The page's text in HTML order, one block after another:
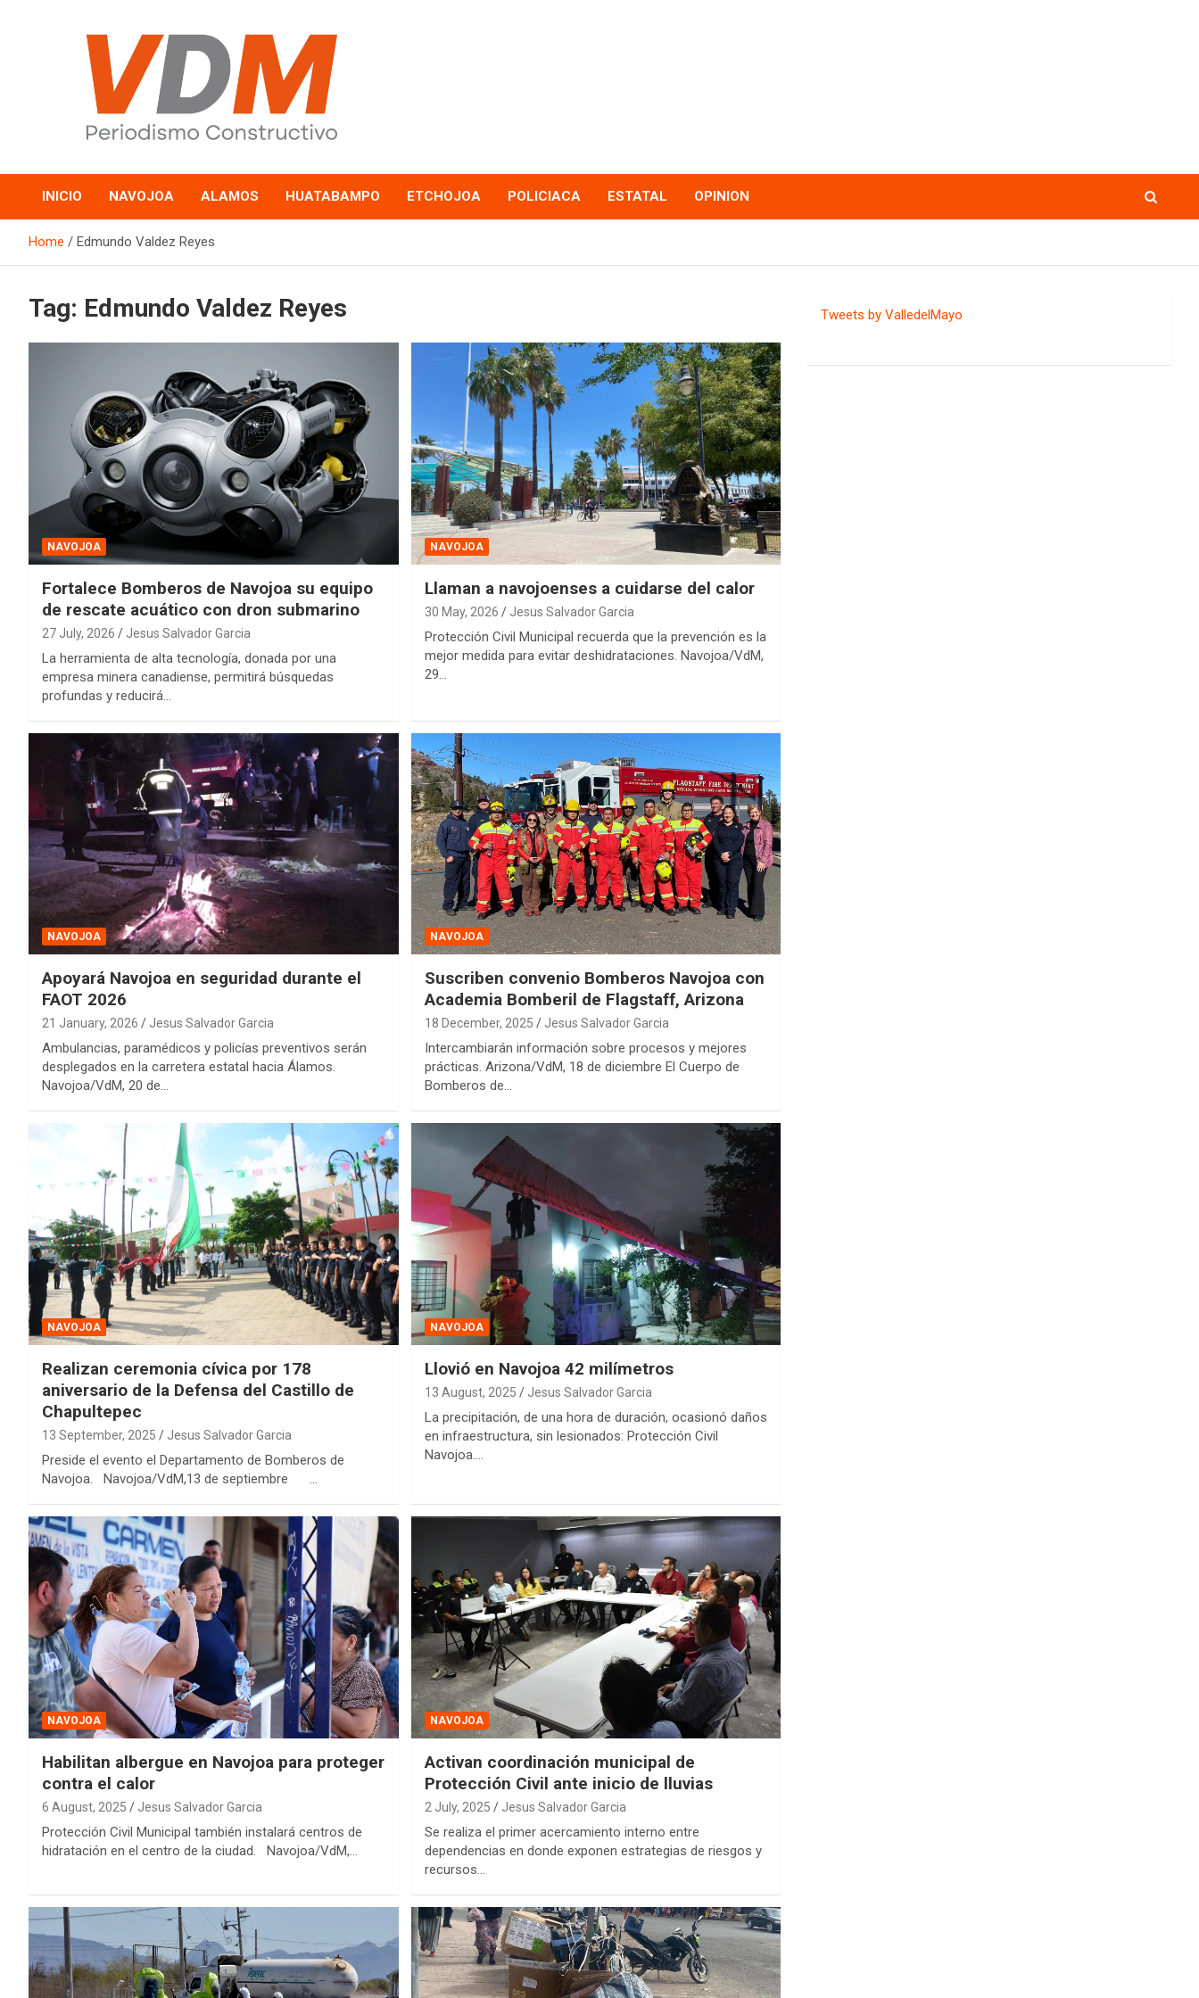
valledelmayo.com
INICIO NAVOJOA ALAMOS HUATABAMPO ETCHOJOA POLICIACA ESTATAL OPINION
Home Edmundo Valdez Reyes
Tag: Edmundo Valdez Reyes
NAVOJOA
Fortalece Bomberos de Navojoa su equipo
de rescate acuático con dron submarino
27 July, 2026 Jesus Salvador Garcia
La herramienta de alta tecnología, donada por una
empresa minera canadiense, permitirá búsquedas
profundas y reducirá…
NAVOJOA
Llaman a navojoenses a cuidarse del calor
30 May, 2026 Jesus Salvador Garcia
Protección Civil Municipal recuerda que la prevención es la
mejor medida para evitar deshidrataciones. Navojoa/VdM,
29…
NAVOJOA
Apoyará Navojoa en seguridad durante el
FAOT 2026
21 January, 2026 Jesus Salvador Garcia
Ambulancias, paramédicos y policías preventivos serán
desplegados en la carretera estatal hacia Álamos.
Navojoa/VdM, 20 de…
NAVOJOA
Suscriben convenio Bomberos Navojoa con
Academia Bomberil de Flagstaff, Arizona
18 December, 2025 Jesus Salvador Garcia
Intercambiarán información sobre procesos y mejores
prácticas. Arizona/VdM, 18 de diciembre El Cuerpo de
Bomberos de…
NAVOJOA
Realizan ceremonia cívica por 178
aniversario de la Defensa del Castillo de
Chapultepec
13 September, 2025 Jesus Salvador Garcia
Preside el evento el Departamento de Bomberos de
Navojoa. Navojoa/VdM,13 de septiembre …
NAVOJOA
Llovió en Navojoa 42 milímetros
13 August, 2025 Jesus Salvador Garcia
La precipitación, de una hora de duración, ocasionó daños
en infraestructura, sin lesionados: Protección Civil
Navojoa.…
NAVOJOA
Habilitan albergue en Navojoa para proteger
contra el calor
6 August, 2025 Jesus Salvador Garcia
Protección Civil Municipal también instalará centros de
hidratación en el centro de la ciudad. Navojoa/VdM,…
NAVOJOA
Activan coordinación municipal de
Protección Civil ante inicio de lluvias
2 July, 2025 Jesus Salvador Garcia
Se realiza el primer acercamiento interno entre
dependencias en donde exponen estrategias de riesgos y
recursos…
Tweets by ValledelMayo